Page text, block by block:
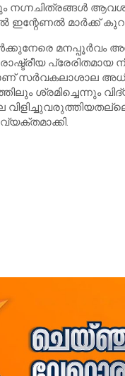
നഗ്നചിത്രങ്ങള്‍
ഇന്റേണല്‍ മാര്‍ക്ക്
മനപ്പൂര്‍വം
പ്രേരിതമായ
സര്‍വകലാശാല
ശ്രമിച്ചെന്നും